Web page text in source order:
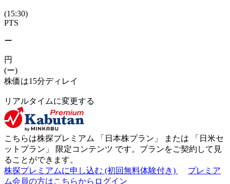
(15:30)
PTS
ー
円
(ー)
株価は15分ディレイ
リアルタイムに変更する
こちらは株探プレミアム 「 日本株プラン 」 または 「 日米セ
ットプラン 」 限定コンテンツ です。プランをご契約して見
ることができます。
株探プレミアムに申し込む (初回無料体験付き)
プレミア
ム会員の方はこちらからログイン